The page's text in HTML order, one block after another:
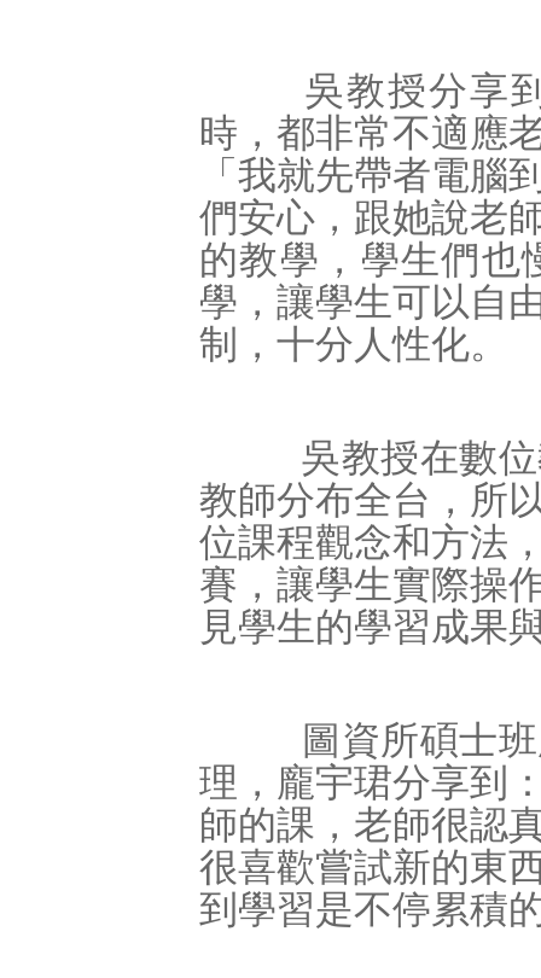
吳教授分享到
時，都非常不適應
「我就先帶者電腦
們安心，跟她說老
的教學，學生們也
學，讓學生可以自
制，十分人性化。
吳教授在數位
教師分布全台，所
位課程觀念和方法
賽，讓學生實際操
見學生的學習成果
圖資所碩士班
理，龐宇珺分享到
師的課，老師很認
很喜歡嘗試新的東
到學習是不停累積